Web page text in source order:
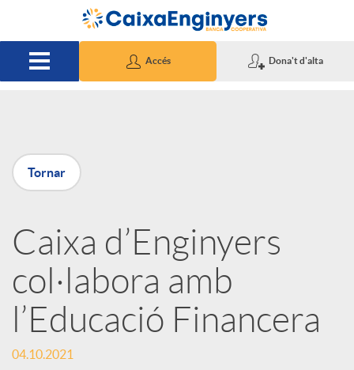
Salta al contingut principal
Accés Dona't d'alta
P
u
b
l
i
Tornar
Caixa d’Enginyers
col·labora amb
l’Educació Financera
04.10.2021